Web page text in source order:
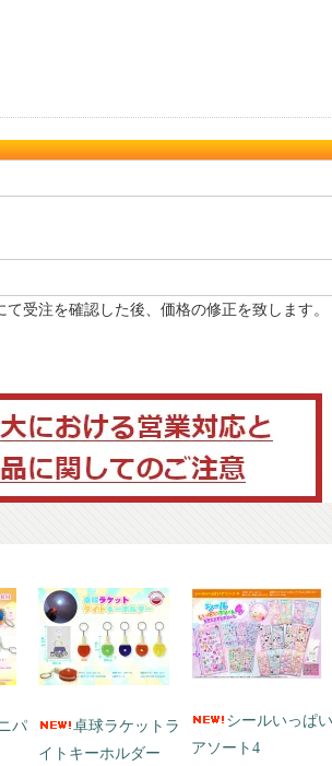
受注を確認した後、価格の修正を致します。
パ
卓球ラケットラ
イトキーホルダー
シールいっぱい
アソート4